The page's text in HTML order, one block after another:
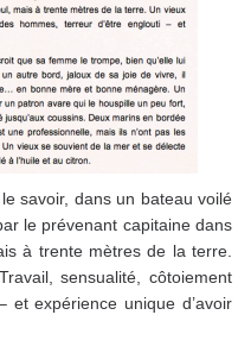
savoir, dans un bateau voilé
le prévenant capitaine dans
à trente mètres de la terre.
sensualité, côtoiement
et expérience unique d’avoir